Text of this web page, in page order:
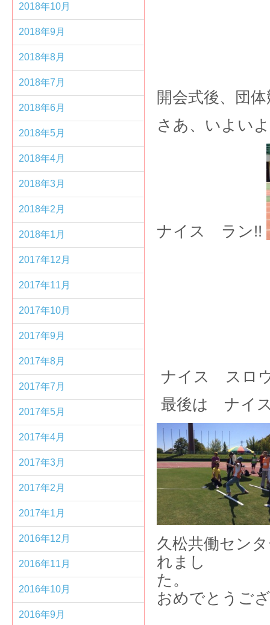
開会式後、団
さあ、いよい
ナイス ラン!!
ナイス スロ
最後は ナイ
久松共働セン
れまし
おめでとうご
2018年10月
2018年9月
2018年8月
2018年7月
2018年6月
2018年5月
2018年4月
2018年3月
2018年2月
2018年1月
2017年12月
2017年11月
2017年10月
2017年9月
2017年8月
2017年7月
2017年5月
2017年4月
2017年3月
2017年2月
2017年1月
2016年12月
2016年11月
2016年10月
2016年9月